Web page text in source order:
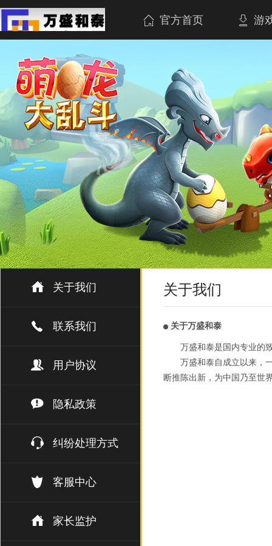
官方首页 游
关于我们
联系我们
用户协议
隐私政策
纠纷处理方式
客服中心
家长监护
关于我们
关于万盛和泰
万盛和泰是国内专业的
万盛和泰自成立以来，
断推陈出新，为中国乃至世